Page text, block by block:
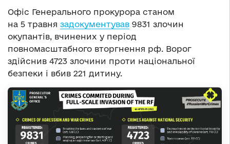
Офіс Генерального прокурора станом
на 5 травня задокументував 9831 злочин
окупантів, вчинених у період
повномасштабного вторгнення рф. Ворог
здійснив 4723 злочини проти національної
безпеки і вбив 221 дитину.